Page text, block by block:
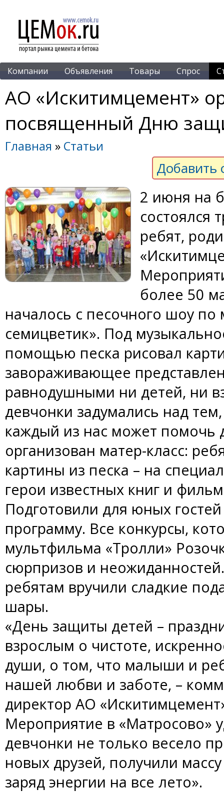
Компании Объявления Товары Спрос
АО «Искитимцемент»
посвященный Дню
Главная » Статьи
Добавить
2 июня на
состоялся
ребят,
более 50
началось с песочного шоу по
семицветик». Под
помощью песка рисовал
завораживающее
равнодушными ни детей, ни
девчонки задумались над
каждый из нас может помочь
организован матер-класс:
картины из песка – на
герои известных книг и
Подготовили для юных
программу. Все конкурсы,
мультфильма «Тролли»
сюрпризов и
ребятам вручили сладкие
шары.
«День защиты детей –
взрослым о чистоте,
души, о том, что малыши и
нашей любви и заботе, –
директор АО
Мероприятие в «Матросово»
девчонки не только весело
новых друзей, получили
заряд энергии на все лето».